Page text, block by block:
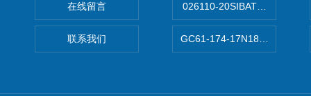
在线留言
联系我们
026110-20SIBATA柴田科学
GC61-174-